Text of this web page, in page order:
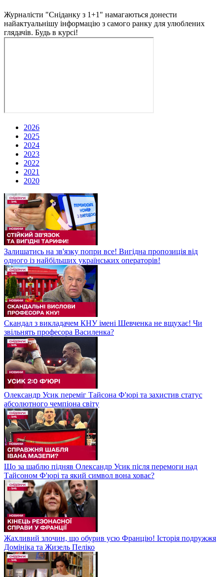
Журналісти "Сніданку з 1+1" намагаються донести
найактуальнішу інформацію з самого ранку для улюблених
глядачів. Будь в курсі!
2026
2025
2024
2023
2022
2021
2020
Залишатись на зв'язку попри все! Вигідна пропозиція від
одного із найбільших українських операторів!
Скандал з викладачем КНУ імені Шевченка не вщухає! Чи
звільнять професора Василенка?
Олександр Усик переміг Тайсона Ф'юрі та захистив статус
абсолютного чемпіона світу
Що за шаблю підняв Олександр Усик після перемоги над
Тайсоном Ф'юрі та який символ вона ховає?
Жахливий злочин, що обурив усю Францію! Історія подружжя
Домініка та Жизель Пеліко